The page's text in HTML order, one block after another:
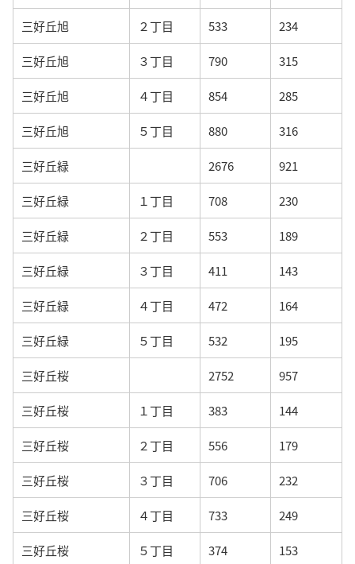
三好丘旭 ２丁目 533 234
三好丘旭 ３丁目 790 315
三好丘旭 ４丁目 854 285
三好丘旭 ５丁目 880 316
三好丘緑 2676 921
三好丘緑 １丁目 708 230
三好丘緑 ２丁目 553 189
三好丘緑 ３丁目 411 143
三好丘緑 ４丁目 472 164
三好丘緑 ５丁目 532 195
三好丘桜 2752 957
三好丘桜 １丁目 383 144
三好丘桜 ２丁目 556 179
三好丘桜 ３丁目 706 232
三好丘桜 ４丁目 733 249
三好丘桜 ５丁目 374 153